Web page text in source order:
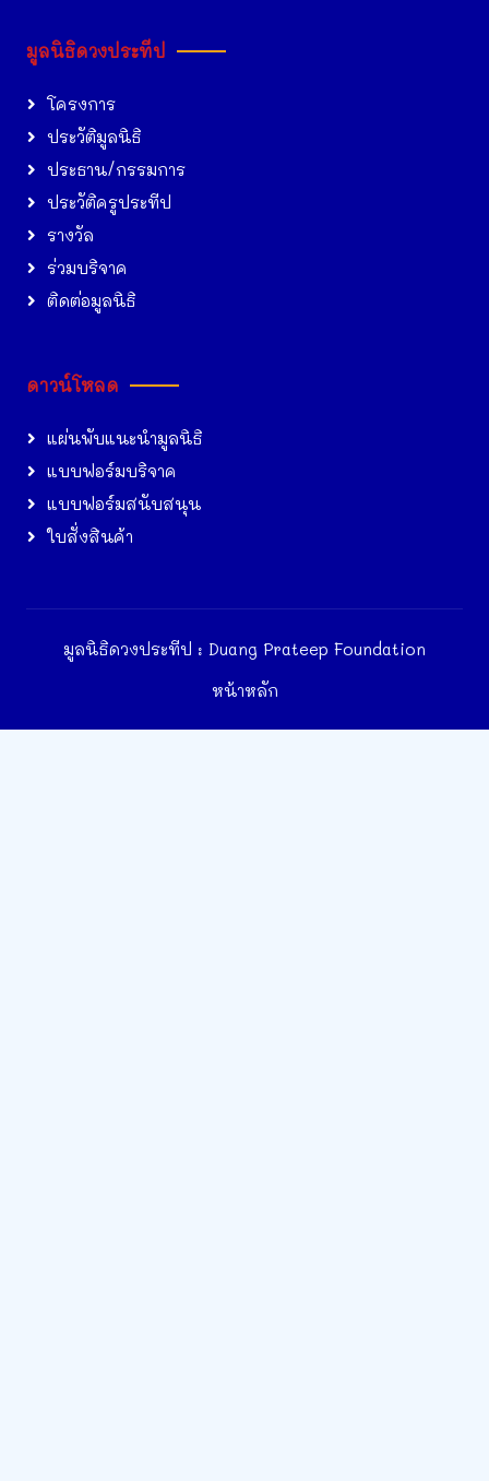
มูลนิธิดวงประทีป
โครงการ
ประวัติมูลนิธิ
ประธาน/กรรมการ
ประวัติครูประทีป
รางวัล
ร่วมบริจาค
ติดต่อมูลนิธิ
ดาวน์โหลด
แผ่นพับแนะนำมูลนิธิ
แบบฟอร์มบริจาค
แบบฟอร์มสนับสนุน
ใบสั่งสินค้า
มูลนิธิดวงประทีป : Duang Prateep Foundation
หน้าหลัก